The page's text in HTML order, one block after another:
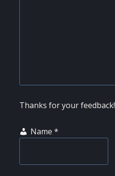
Thanks for your feedback!
Name *